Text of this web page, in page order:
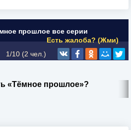
прошлое все серии
Есть жалоба? (Жми)
1/10 (2 чел.)
«Тёмное прошлое»?